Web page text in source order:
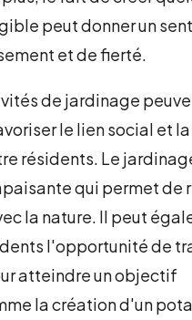
peut donner un
et de fierté.
de jardinage
le lien social et la
résidents. Le
qui permet de
la nature. Il peut
l'opportunité de
atteindre un objectif
la création d'un